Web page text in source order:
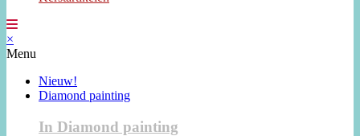
×
Menu
Nieuw!
Diamond painting
In Diamond painting